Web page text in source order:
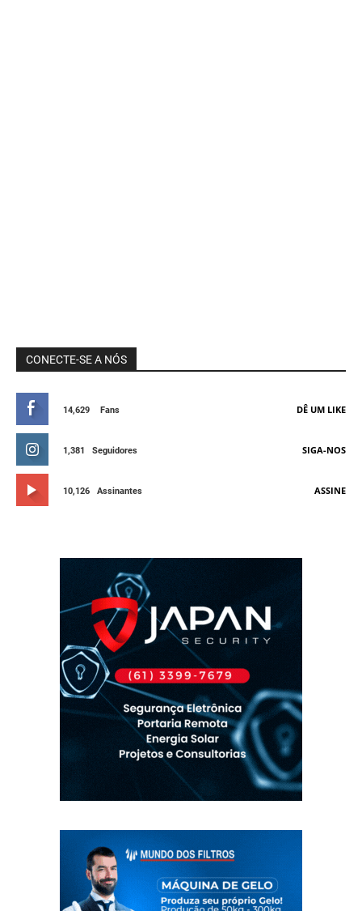
CONECTE-SE A NÓS
14,629 Fans DÊ UM LIKE
1,381 Seguidores SIGA-NOS
10,126 Assinantes ASSINE